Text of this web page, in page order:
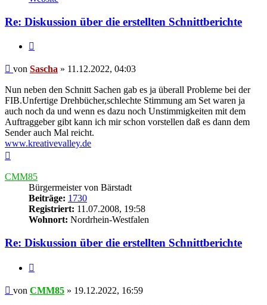
Sascha
Re: Diskussion über die erstellten Schnittberichte
Beitrag
von Sascha » 11.12.2022, 04:03
Nun neben den Schnitt Sachen gab es ja überall Probleme bei der
FIB.Unfertige Drehbücher,schlechte Stimmung am Set waren ja
auch noch da und wenn es dazu noch Unstimmigkeiten mit dem
Auftraggeber gibt kann ich mir schon vorstellen daß es dann dem
Sender auch Mal reicht.
www.kreativevalley.de
CMM85
Bürgermeister von Bärstadt
Beiträge: 1730
Registriert: 11.07.2008, 19:58
Wohnort: Nordrhein-Westfalen
Re: Diskussion über die erstellten Schnittberichte
Beitrag
von CMM85 » 19.12.2022, 16:59